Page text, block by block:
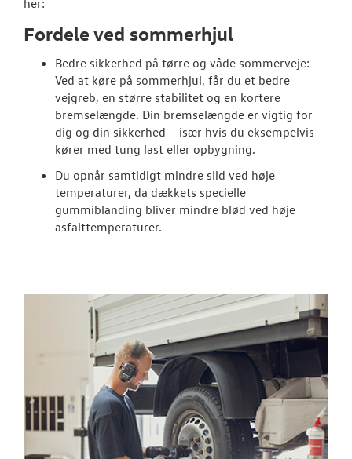
SKADECENTER
Fordele ved sommerhjul
Bedre sikkerhed på tørre og våde sommerveje:
Ved at køre på sommerhjul, får du et bedre
vejgreb, en større stabilitet og en kortere
bremselængde. Din bremselængde er vigtig for
dig og din sikkerhed – især hvis du eksempelvis
kører med tung last eller opbygning.
Du opnår samtidigt mindre slid ved høje
temperaturer, da dækkets specielle
gummiblanding bliver mindre blød ved høje
asfalttemperaturer.